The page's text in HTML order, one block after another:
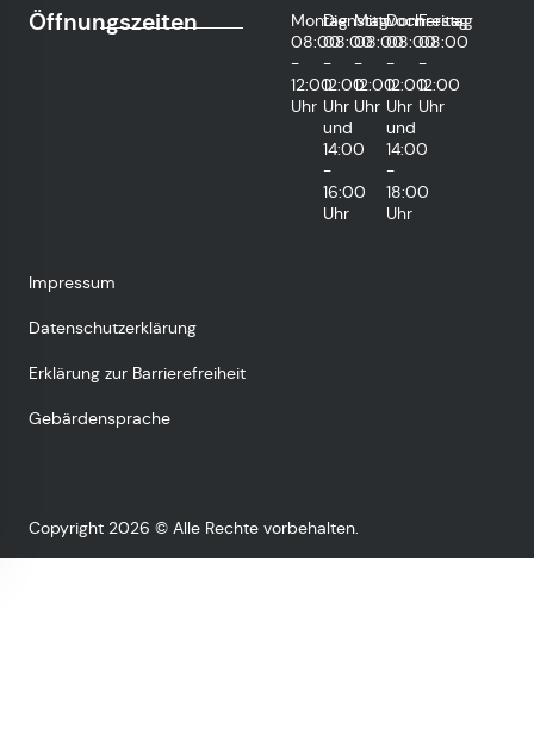
Öffnungszeiten
Montag
08:00
-
12:00
Uhr
Dienstag
08:00
-
12:00
Uhr
und
14:00
-
16:00
Uhr
Mittwoch
08:00
-
12:00
Uhr
Donnerstag
08:00
-
12:00
Uhr
und
14:00
-
18:00
Uhr
Freitag
08:00
-
12:00
Uhr
Impressum
Datenschutzerklärung
Erklärung zur Barrierefreiheit
Gebärdensprache
Copyright 2026 © Alle Rechte vorbehalten.